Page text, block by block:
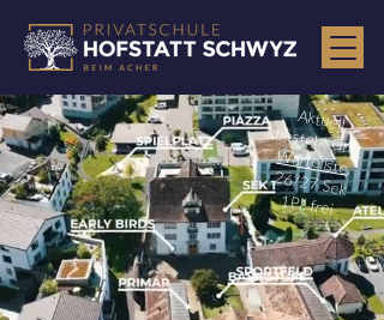
Aktuell
besteht eine
Warteliste.
26/27 Sek
1Pl. frei